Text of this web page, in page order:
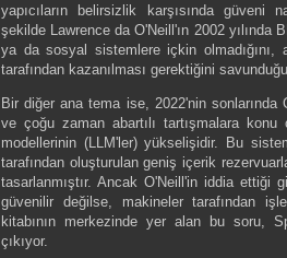
yapıcıların belirsizlik karşısında güveni
şekilde Lawrence da O'Neill'ın 2002
ya da sosyal sistemlere içkin
tarafından kazanılması gerektiğini
Bir diğer ana tema ise, 2022'nin
ve çoğu zaman abartılı tartışmalara
modellerinin (LLM'ler) yükselişidir. Bu
tarafından oluşturulan geniş içerik
tasarlanmıştır. Ancak O'Neill'in iddia ettiği
güvenilir değilse, makineler tarafından
kitabının merkezinde yer alan bu soru,
çıkıyor.